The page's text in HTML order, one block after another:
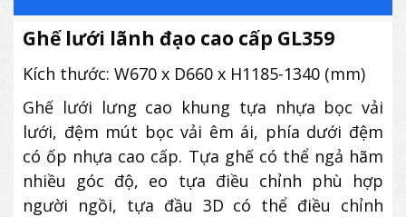
Ghế lưới lãnh đạo cao cấp GL359
Kích thước: W670 x D660 x H1185-1340 (mm)
Ghế lưới lưng cao khung tựa nhựa bọc vải
lưới, đệm mút bọc vải êm ái, phía dưới đệm
có ốp nhựa cao cấp. Tựa ghế có thể ngả hãm
nhiều góc độ, eo tựa điều chỉnh phù hợp
người ngồi, tựa đầu 3D có thể điều chỉnh